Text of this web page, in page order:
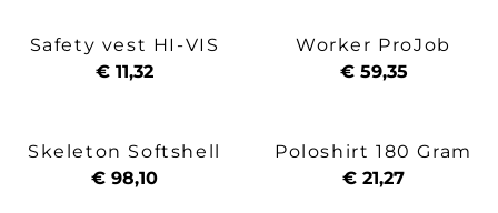
Safety vest HI-VIS
€ 11,32
Worker ProJob
€ 59,35
Skeleton Softshell
€ 98,10
Poloshirt 180 Gram
€ 21,27